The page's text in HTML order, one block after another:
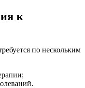
к
по нескольким